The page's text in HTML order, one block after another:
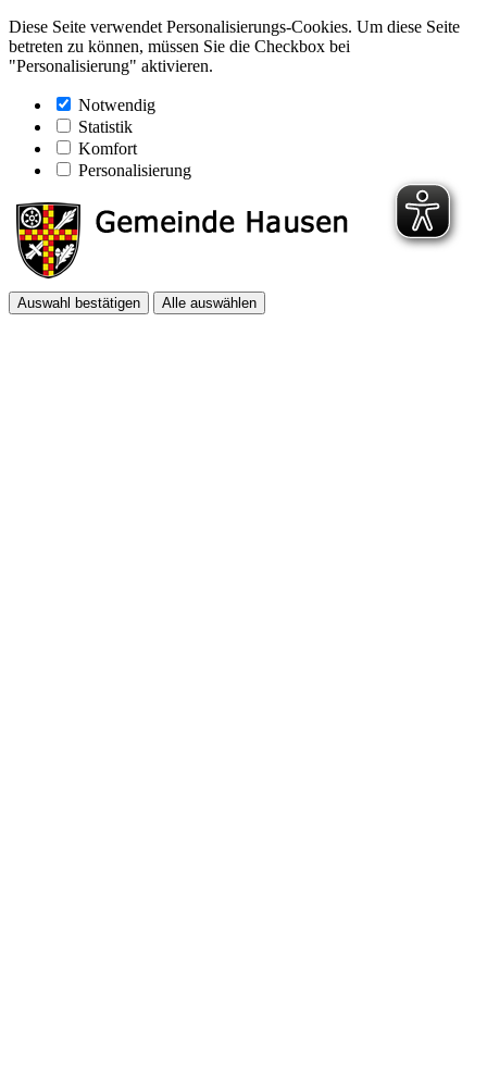
Diese Seite verwendet Personalisierungs-Cookies. Um diese Seite
betreten zu können, müssen Sie die Checkbox bei
"Personalisierung" aktivieren.
Notwendig
Statistik
Komfort
Personalisierung
Auswahl bestätigen Alle auswählen